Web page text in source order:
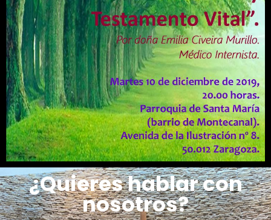
¿Quieres hablar con
nosotros?